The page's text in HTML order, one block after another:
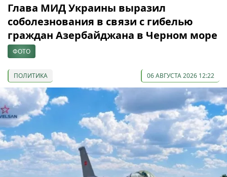
Глава МИД Украины выразил
соболезнования в связи с гибелью
граждан Азербайджана в Черном море
ФОТО
ПОЛИТИКА 06 АВГУСТА 2026 12:22